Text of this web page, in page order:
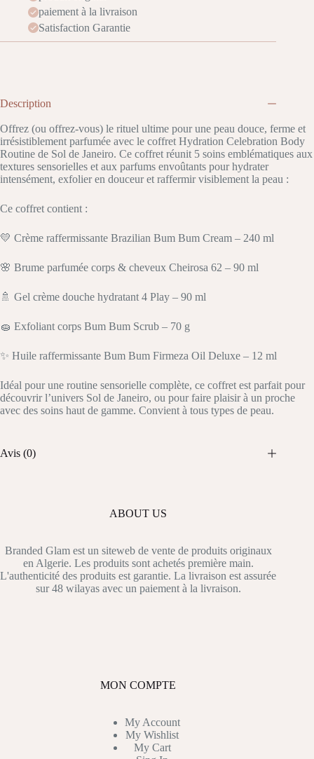
paiement à la livraison
Satisfaction Garantie
Description
Offrez (ou offrez-vous) le rituel ultime pour une peau douce, ferme et
irrésistiblement parfumée avec le coffret Hydration Celebration Body
Routine de Sol de Janeiro. Ce coffret réunit 5 soins emblématiques aux
textures sensorielles et aux parfums envoûtants pour hydrater
intensément, exfolier en douceur et raffermir visiblement la peau :
Ce coffret contient :
💛 Crème raffermissante Brazilian Bum Bum Cream – 240 ml
🌸 Brume parfumée corps & cheveux Cheirosa 62 – 90 ml
🚿 Gel crème douche hydratant 4 Play – 90 ml
🧽 Exfoliant corps Bum Bum Scrub – 70 g
✨ Huile raffermissante Bum Bum Firmeza Oil Deluxe – 12 ml
Idéal pour une routine sensorielle complète, ce coffret est parfait pour
découvrir l’univers Sol de Janeiro, ou pour faire plaisir à un proche
avec des soins haut de gamme. Convient à tous types de peau.
Avis (0)
ABOUT US
Branded Glam est un siteweb de vente de produits originaux
en Algerie. Les produits sont achetés première main.
L'authenticité des produits est garantie. La livraison est assurée
sur 48 wilayas avec un paiement à la livraison.
MON COMPTE
My Account
My Wishlist
My Cart